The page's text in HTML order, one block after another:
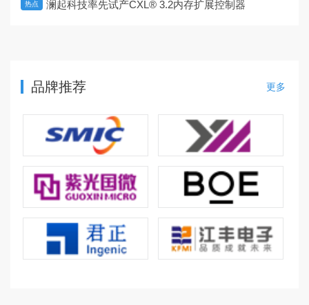
热点 澜起科技率先试产CXL® 3.2内存扩展控制器
品牌推荐 更多